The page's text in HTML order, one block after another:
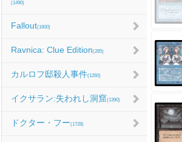
(1490)
Fallout(1600)
Ravnica: Clue Edition(285)
カルロフ邸殺人事件(1260)
イクサラン:失われし洞窟(1390)
ドクター・フー(1728)